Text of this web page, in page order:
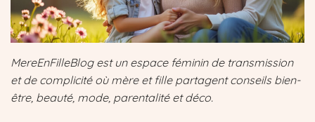
MereEnFilleBlog est un espace féminin de transmission
et de complicité où mère et fille partagent conseils bien-
être, beauté, mode, parentalité et déco.